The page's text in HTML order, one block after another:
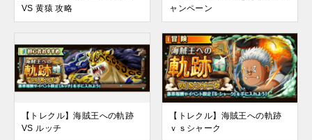
VS 黄猿 攻略
ャンペーン
【トレクル】海賊王への軌跡
VS ルッチ
【トレクル】海賊王への軌跡
ｖｓシャーク